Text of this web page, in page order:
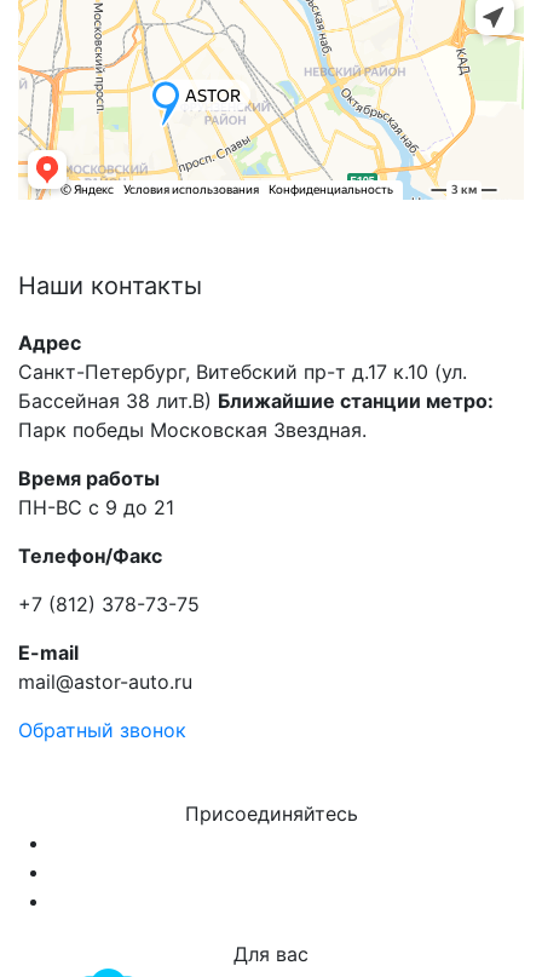
Наши контакты
Адрес
Санкт-Петербург, Витебский пр-т д.17 к.10 (ул.
Бассейная 38 лит.В) Ближайшие станции метро:
Парк победы Московская Звездная.
Время работы
ПН-ВС с 9 до 21
Телефон/Факс
+7 (812) 378-73-75
E-mail
mail@astor-auto.ru
Обратный звонок
Присоединяйтесь
Для вас